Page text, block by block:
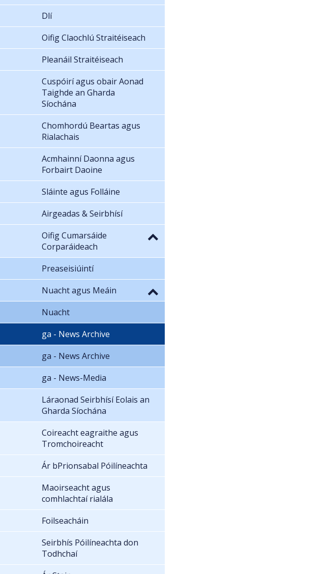
Dlí
Oifig Claochlú Straitéiseach
Pleanáil Straitéiseach
Cuspóirí agus obair Aonad
Taighde an Gharda
Síochána
Chomhordú Beartas agus
Rialachais
Acmhainní Daonna agus
Forbairt Daoine
Sláinte agus Folláine
Airgeadas & Seirbhísí
Oifig Cumarsáide
Corparáideach
Preaseisiúintí
Nuacht agus Meáin
Nuacht
ga - News Archive
ga - News Archive
ga - News-Media
Láraonad Seirbhísí Eolais an
Gharda Síochána
Coireacht eagraithe agus
Tromchoireacht
Ár bPrionsabal Póilíneachta
Maoirseacht agus
comhlachtaí rialála
Foilseacháin
Seirbhís Póilíneachta don
Todhchaí